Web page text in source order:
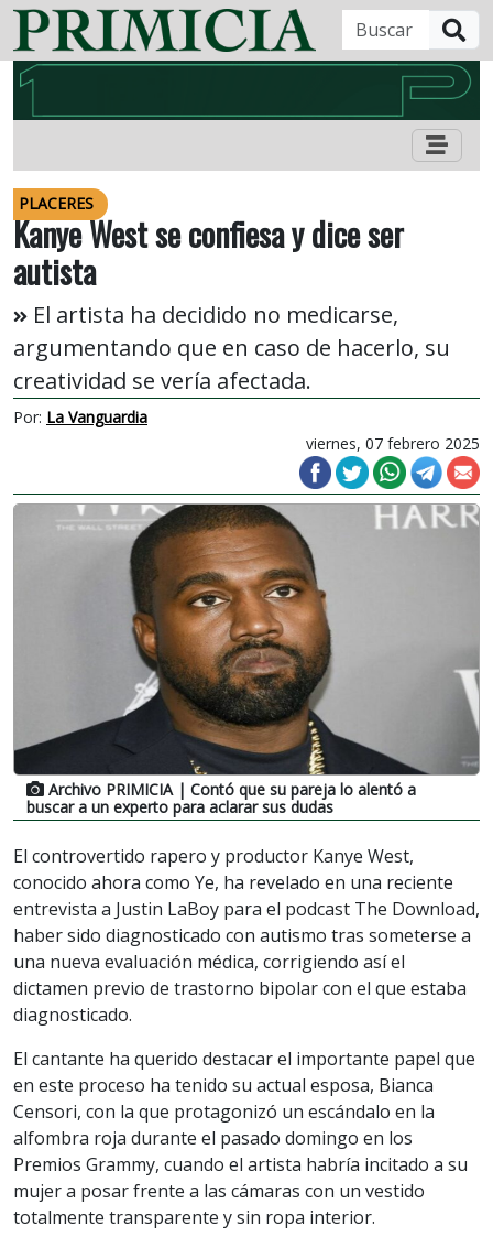
PLACERES
Kanye West se confiesa y dice ser
autista
El artista ha decidido no medicarse,
argumentando que en caso de hacerlo, su
creatividad se vería afectada.
Por: La Vanguardia
viernes, 07 febrero 2025
Archivo PRIMICIA | Contó que su pareja lo alentó a
buscar a un experto para aclarar sus dudas
El controvertido rapero y productor Kanye West,
conocido ahora como Ye, ha revelado en una reciente
entrevista a Justin LaBoy para el podcast The Download,
haber sido diagnosticado con autismo tras someterse a
una nueva evaluación médica, corrigiendo así el
dictamen previo de trastorno bipolar con el que estaba
diagnosticado.
El cantante ha querido destacar el importante papel que
en este proceso ha tenido su actual esposa, Bianca
Censori, con la que protagonizó un escándalo en la
alfombra roja durante el pasado domingo en los
Premios Grammy, cuando el artista habría incitado a su
mujer a posar frente a las cámaras con un vestido
totalmente transparente y sin ropa interior.